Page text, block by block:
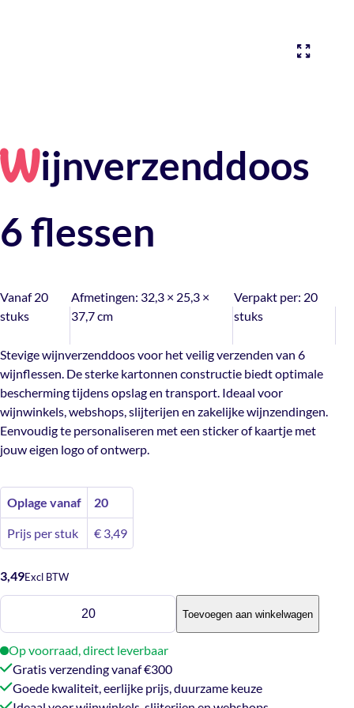
Wijnverzenddoos
6 flessen
Vanaf 20
stuks
Afmetingen: 32,3 × 25,3 ×
37,7 cm
Verpakt per: 20
stuks
Stevige wijnverzenddoos voor het veilig verzenden van 6
wijnflessen. De sterke kartonnen constructie biedt optimale
bescherming tijdens opslag en transport. Ideaal voor
wijnwinkels, webshops, slijterijen en zakelijke wijnzendingen.
Eenvoudig te personaliseren met een sticker of kaartje met
jouw eigen logo of ontwerp.
Oplage vanaf 20
Prijs per stuk €3,49
3,49Excl BTW
Wijnverzenddoos
aantal
Toevoegen aan winkelwagen
Op voorraad, direct leverbaar
Gratis verzending vanaf €300
Goede kwaliteit, eerlijke prijs, duurzame keuze